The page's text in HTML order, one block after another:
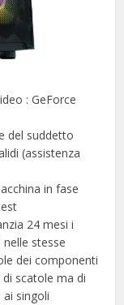
: GeForce
del suddetto
(assistenza
in fase
24 mesi i
stesse
dei componenti
scatole ma di
singoli